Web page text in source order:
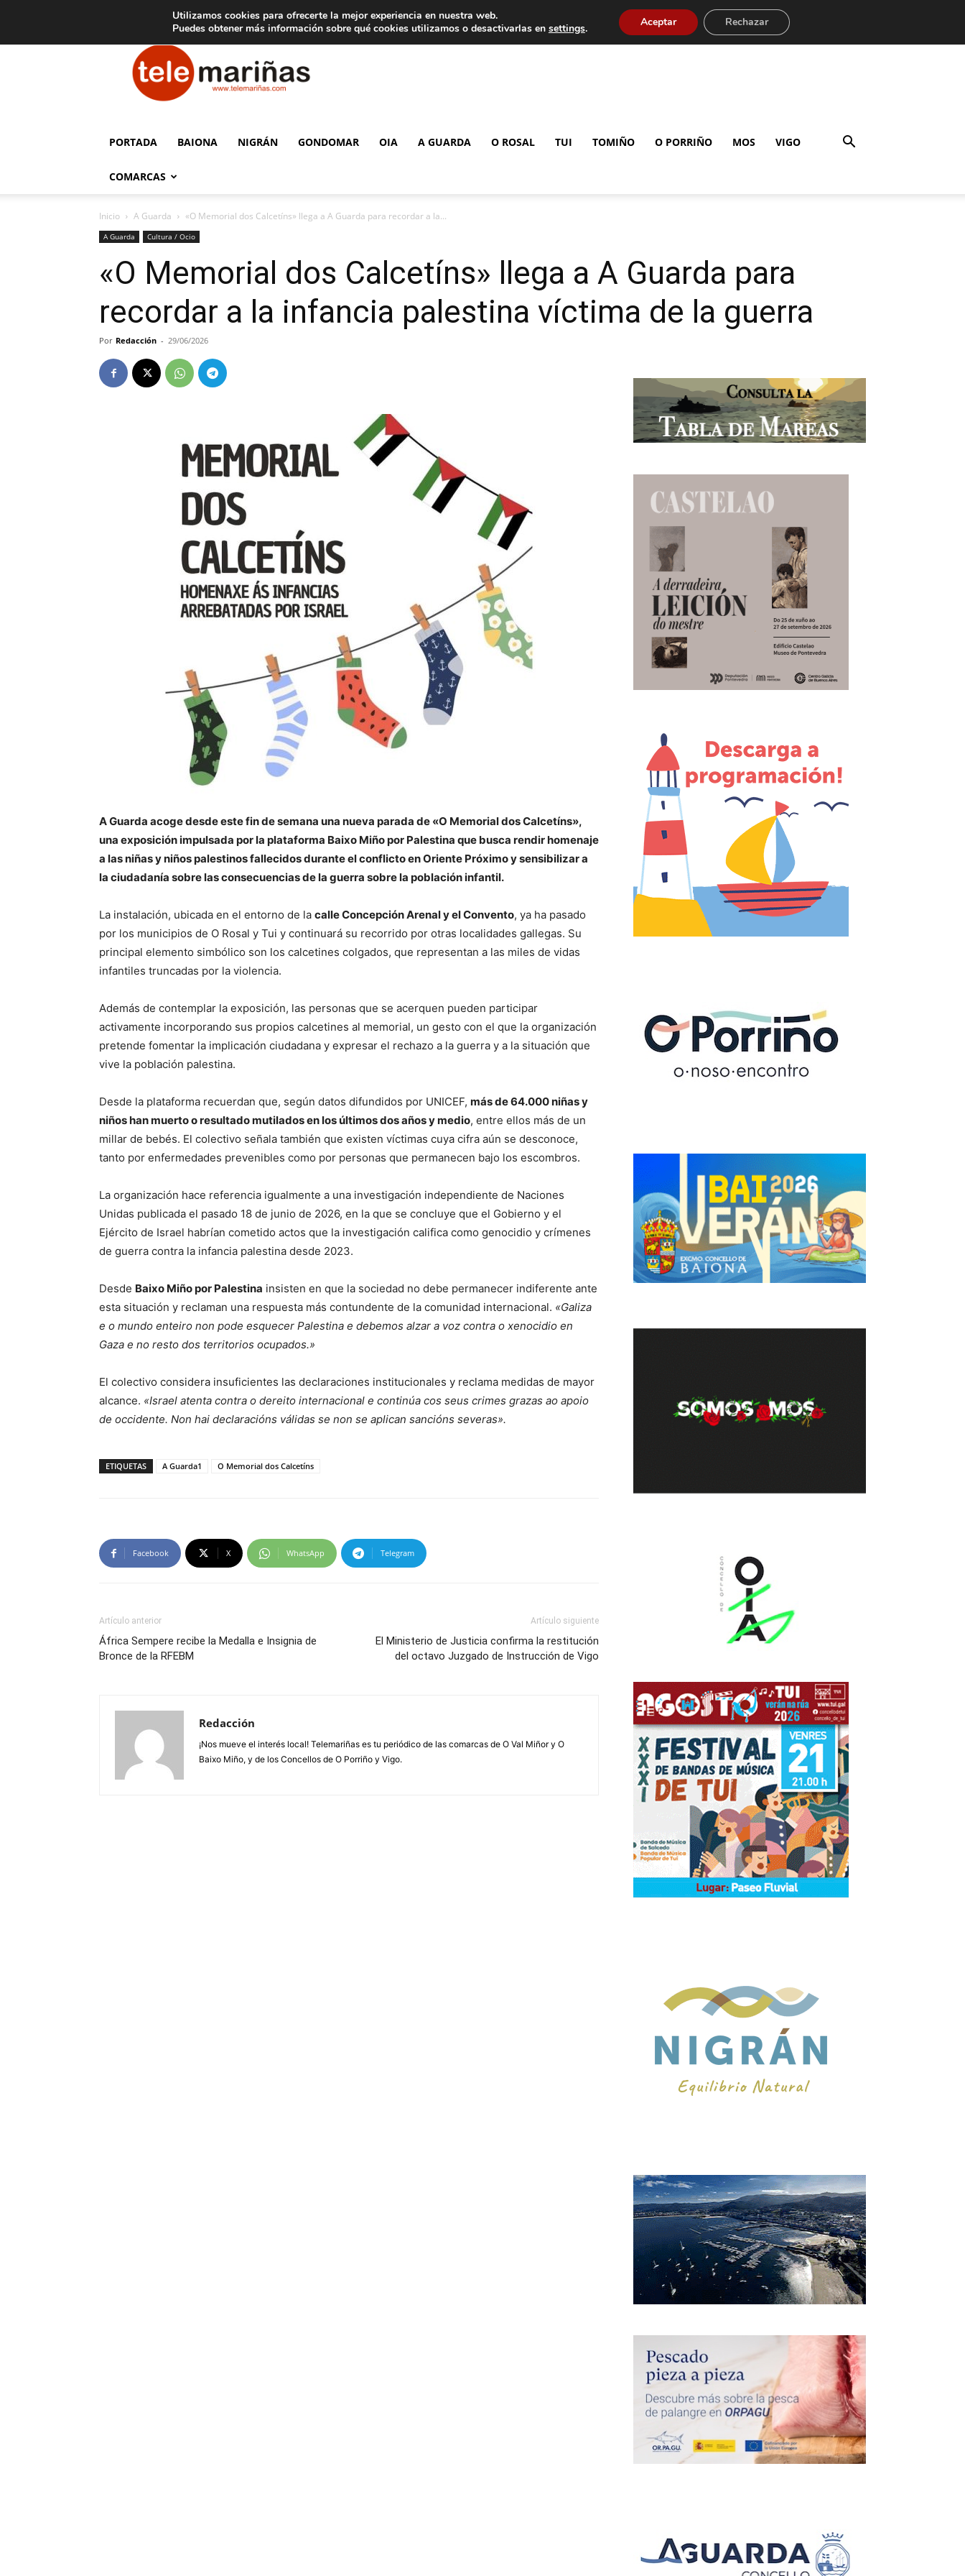
Aviso legal Tarifas de publicidad
Telemariñas
PORTADA BAIONA NIGRÁN GONDOMAR OIA A GUARDA O ROSAL TUI TOMIÑO O PORRIÑO MOS VIGO
COMARCAS
Inicio A Guarda «O Memorial dos Calcetíns» llega a A Guarda para recordar a la...
A Guarda Cultura / Ocio
«O Memorial dos Calcetíns» llega a A Guarda para
recordar a la infancia palestina víctima de la guerra
Por Redacción - 29/06/2026
A Guarda acoge desde este fin de semana una nueva parada de «O Memorial dos Calcetíns»,
una exposición impulsada por la plataforma Baixo Miño por Palestina que busca rendir homenaje
a las niñas y niños palestinos fallecidos durante el conflicto en Oriente Próximo y sensibilizar a
la ciudadanía sobre las consecuencias de la guerra sobre la población infantil.
La instalación, ubicada en el entorno de la calle Concepción Arenal y el Convento, ya ha pasado
por los municipios de O Rosal y Tui y continuará su recorrido por otras localidades gallegas. Su
principal elemento simbólico son los calcetines colgados, que representan a las miles de vidas
infantiles truncadas por la violencia.
Además de contemplar la exposición, las personas que se acerquen pueden participar
activamente incorporando sus propios calcetines al memorial, un gesto con el que la organización
pretende fomentar la implicación ciudadana y expresar el rechazo a la guerra y a la situación que
vive la población palestina.
Desde la plataforma recuerdan que, según datos difundidos por UNICEF, más de 64.000 niñas y
niños han muerto o resultado mutilados en los últimos dos años y medio, entre ellos más de un
millar de bebés. El colectivo señala también que existen víctimas cuya cifra aún se desconoce,
tanto por enfermedades prevenibles como por personas que permanecen bajo los escombros.
La organización hace referencia igualmente a una investigación independiente de Naciones
Unidas publicada el pasado 18 de junio de 2026, en la que se concluye que el Gobierno y el
Ejército de Israel habrían cometido actos que la investigación califica como genocidio y crímenes
de guerra contra la infancia palestina desde 2023.
Desde Baixo Miño por Palestina insisten en que la sociedad no debe permanecer indiferente ante
esta situación y reclaman una respuesta más contundente de la comunidad internacional. «Galiza
e o mundo enteiro non pode esquecer Palestina e debemos alzar a voz contra o xenocidio en
Gaza e no resto dos territorios ocupados.»
El colectivo considera insuficientes las declaraciones institucionales y reclama medidas de mayor
alcance. «Israel atenta contra o dereito internacional e continúa cos seus crimes grazas ao apoio
de occidente. Non hai declaracións válidas se non se aplican sancións severas».
ETIQUETAS A Guarda1 O Memorial dos Calcetíns
Facebook X WhatsApp Telegram
Artículo anterior
África Sempere recibe la Medalla e Insignia de
Bronce de la RFEBM
Artículo siguiente
El Ministerio de Justicia confirma la restitución
del octavo Juzgado de Instrucción de Vigo
Redacción
¡Nos mueve el interés local! Telemariñas es tu periódico de las comarcas de O Val Miñor y O
Baixo Miño, y de los Concellos de O Porriño y Vigo.
Utilizamos cookies para ofrecerte la mejor experiencia en nuestra web.
Puedes obtener más información sobre qué cookies utilizamos o desactivarlas en settings. Aceptar Rechazar